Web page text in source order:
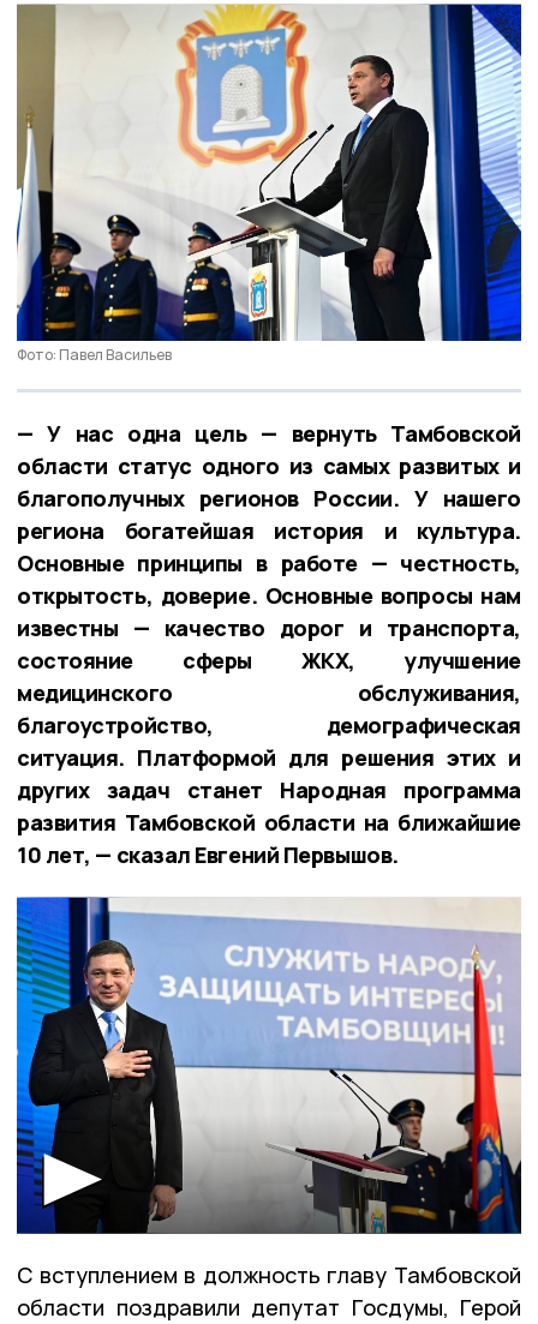
Фото: Павел Васильев
— У нас одна цель — вернуть Тамбовской
области статус одного из самых развитых и
благополучных регионов России. У нашего
региона богатейшая история и культура.
Основные принципы в работе — честность,
открытость, доверие. Основные вопросы нам
известны — качество дорог и транспорта,
состояние сферы ЖКХ, улучшение
медицинского обслуживания,
благоустройство, демографическая
ситуация. Платформой для решения этих и
других задач станет Народная программа
развития Тамбовской области на ближайшие
10 лет, — сказал Евгений Первышов.
С вступлением в должность главу Тамбовской
области поздравили депутат Госдумы, Герой